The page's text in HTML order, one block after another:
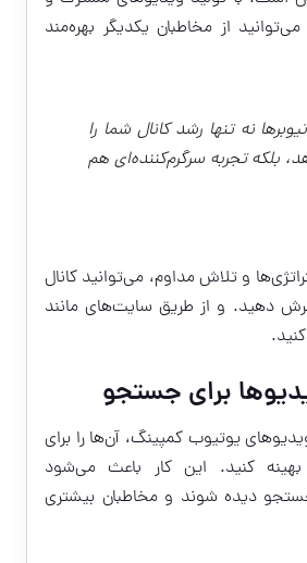
از مخاطبان یکدیگر بهره‌مند
نه تنها رشد کانال شما را
بلکه تجربه سرگرم‌کننده‌ای هم
و تلاش مداوم، می‌توانید کانال
دهید. و از طریق سایت‌های مانند
برای جستجو
یوتیوب کمپینگ، آن‌ها را برای
کنید. این کار باعث می‌شود
دیده شوند و مخاطبان بیشتری